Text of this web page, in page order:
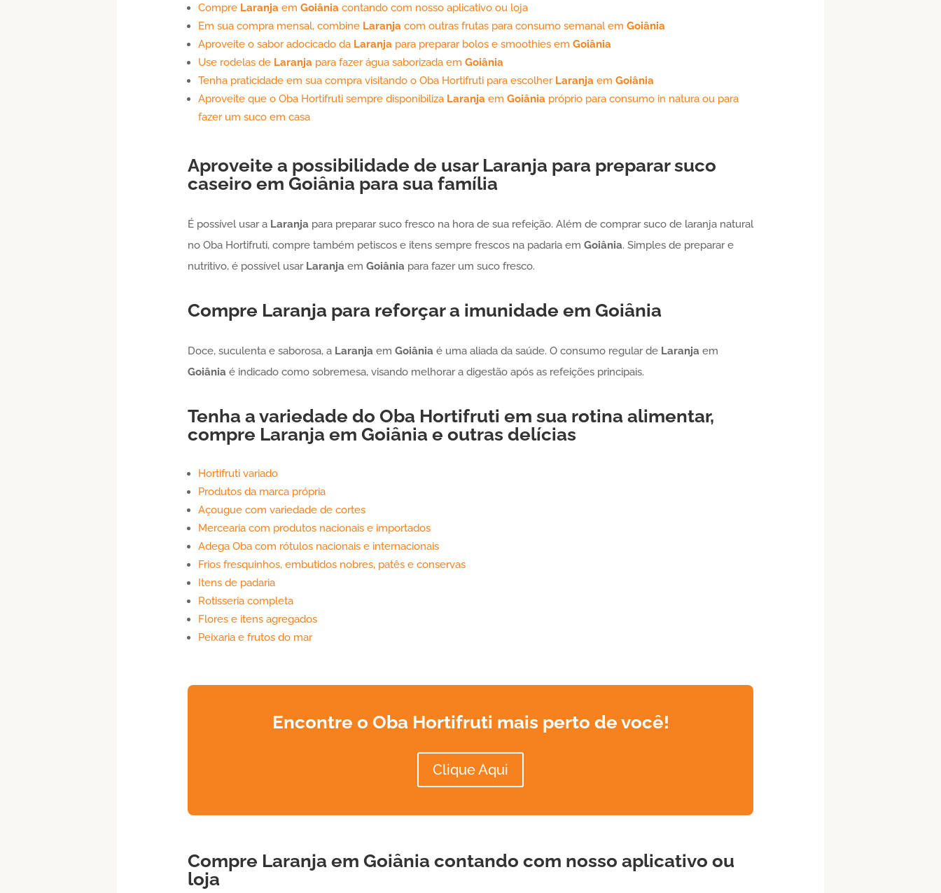
Compre Laranjaem Goiâniacontando com nosso aplicativo ou loja
Em sua compra mensal, combine Laranjacom outras frutas para consumo semanal em Goiânia
Aproveite o sabor adocicado da Laranjapara preparar bolos e smoothies em Goiânia
Use rodelas de Laranjapara fazer água saborizada em Goiânia
Tenha praticidade em sua compra visitando o Oba Hortifruti para escolher Laranjaem Goiânia
Aproveite que o Oba Hortifruti sempre disponibiliza Laranjaem Goiâniapróprio para consumo in natura ou para
fazer um suco em casa
Aproveite a possibilidade de usar Laranja para preparar suco
caseiro em Goiânia para sua família
É possível usar a Laranja para preparar suco fresco na hora de sua refeição. Além de comprar suco de laranja natural
no Oba Hortifruti, compre também petiscos e itens sempre frescos na padaria em Goiânia. Simples de preparar e
nutritivo, é possível usar Laranja em Goiânia para fazer um suco fresco.
Compre Laranja para reforçar a imunidade em Goiânia
Doce, suculenta e saborosa, a Laranja em Goiânia é uma aliada da saúde. O consumo regular de Laranja em
Goiânia é indicado como sobremesa, visando melhorar a digestão após as refeições principais.
Tenha a variedade do Oba Hortifruti em sua rotina alimentar,
compre Laranja em Goiânia e outras delícias
Hortifruti variado
Produtos da marca própria
Açougue com variedade de cortes
Mercearia com produtos nacionais e importados
Adega Oba com rótulos nacionais e internacionais
Frios fresquinhos, embutidos nobres, patês e conservas
Itens de padaria
Rotisseria completa
Flores e itens agregados
Peixaria e frutos do mar
Encontre o Oba Hortifruti mais perto de você!
Clique Aqui
Compre Laranja em Goiânia contando com nosso aplicativo ou
loja